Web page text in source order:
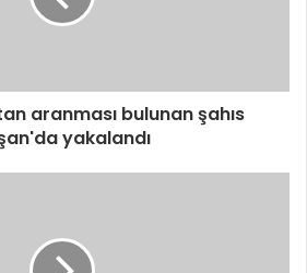
aranması bulunan şahıs
yakalandı